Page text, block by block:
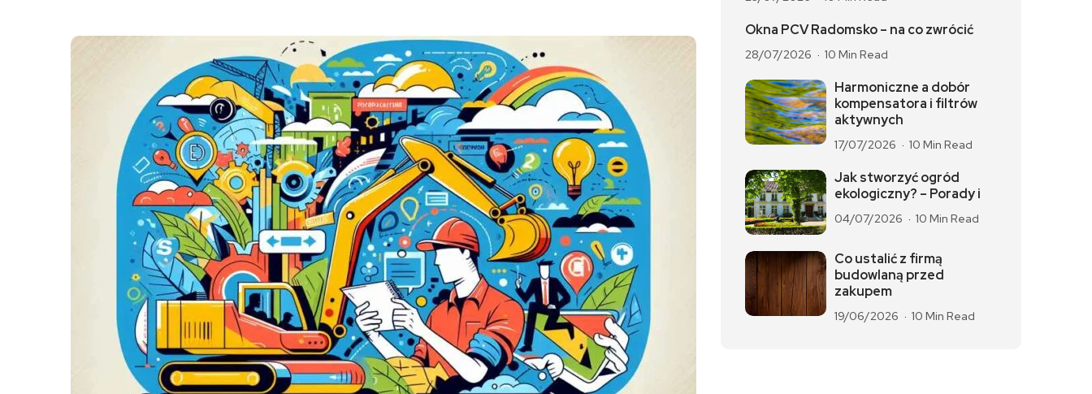
Okna PCV Radomsko – na co zwrócić
28/07/2026 10 Min Read
Harmoniczne a dobór
kompensatora i filtrów
aktywnych
17/07/2026 10 Min Read
Jak stworzyć ogród
ekologiczny? – Porady i
04/07/2026 10 Min Read
Co ustalić z firmą
budowlaną przed
zakupem
19/06/2026 10 Min Read